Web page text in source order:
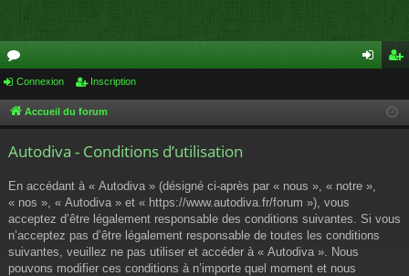
or
u cri
Connexion Inscription
Accueil du forum
Autodiva - Conditions d’utilisation
En accédant à « Autodiva » (désigné ci-après par « nous », « notre »,
« nos », « Autodiva » et « https://www.autodiva.fr/forum »), vous
acceptez d’être légalement responsable des conditions suivantes. Si vous
n’acceptez pas d’être légalement responsable de toutes les conditions
suivantes, veuillez ne pas utiliser et accéder à « Autodiva ». Nous
pouvons modifier ces conditions à n’importe quel moment et nous